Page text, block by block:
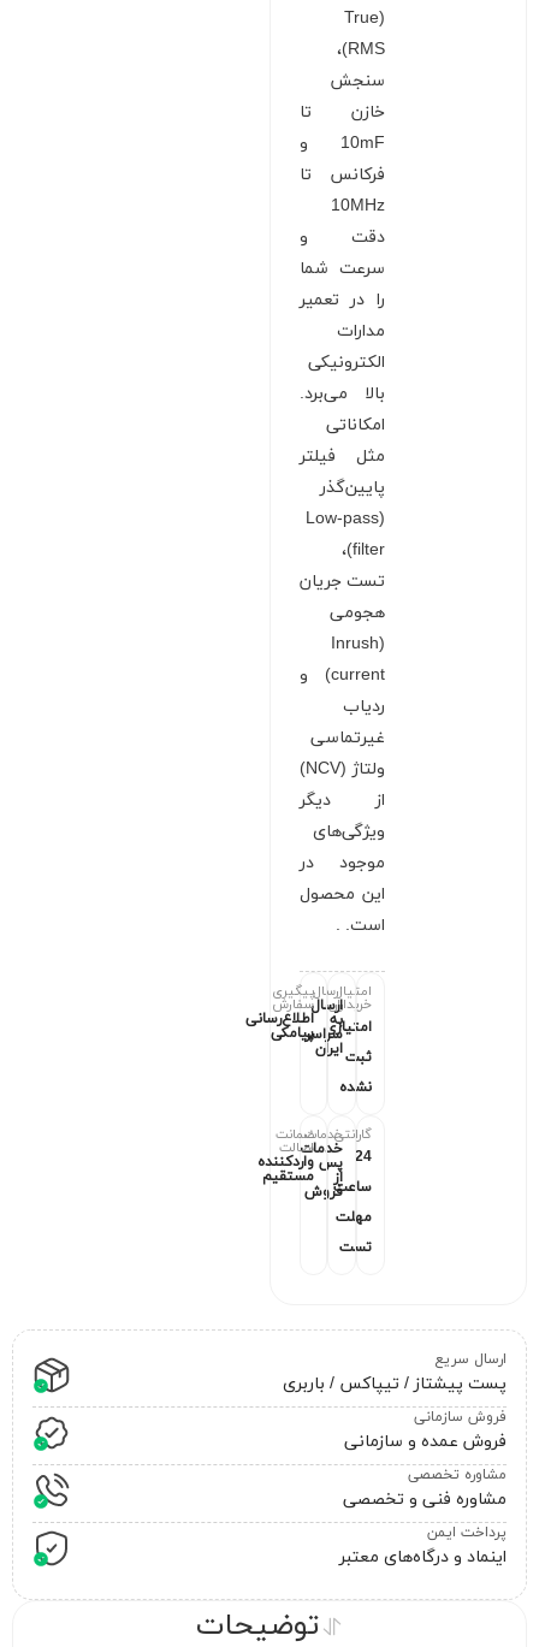
(True
RMS)،
سنجش
خازن تا
10mF و
فرکانس تا
10MHz
دقت و
سرعت شما
را در تعمیر
مدارات
الکترونیکی
بالا می‌برد.
امکاناتی
مثل فیلتر
پایین‌گذر
(Low-pass
filter)،
تست جریان
هجومی
(Inrush
current) و
ردیاب
غیرتماسی
ولتاژ (NCV)
از دیگر
ویژگی‌های
موجود در
این محصول
است. .
امتیاز
خریداران
امتیازی
ثبت
نشده
ارسال
ارسال
به
سراسر
ایران
پیگیری
سفارش
اطلاع‌رسانی
پیامکی
گارانتی
24
ساعت
مهلت
تست
خدمات
خدمات
پس
از
فروش
ضمانت
اصالت
واردکننده
مستقیم
ارسال سریع
پست پیشتاز / تیپاکس / باربری
فروش سازمانی
فروش عمده و سازمانی
مشاوره تخصصی
مشاوره فنی و تخصصی
پرداخت ایمن
اینماد و درگاه‌های معتبر
توضیحات